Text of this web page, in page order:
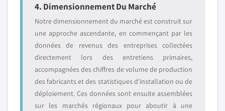
4. Dimensionnement Du Marché
Notre dimensionnement du marché est construit sur
une approche ascendante, en commençant par les
données de revenus des entreprises collectées
directement lors des entretiens primaires,
accompagnées des chiffres de volume de production
des fabricants et des statistiques d'installation ou de
déploiement. Ces données sont ensuite assemblées
sur les marchés régionaux pour aboutir à une